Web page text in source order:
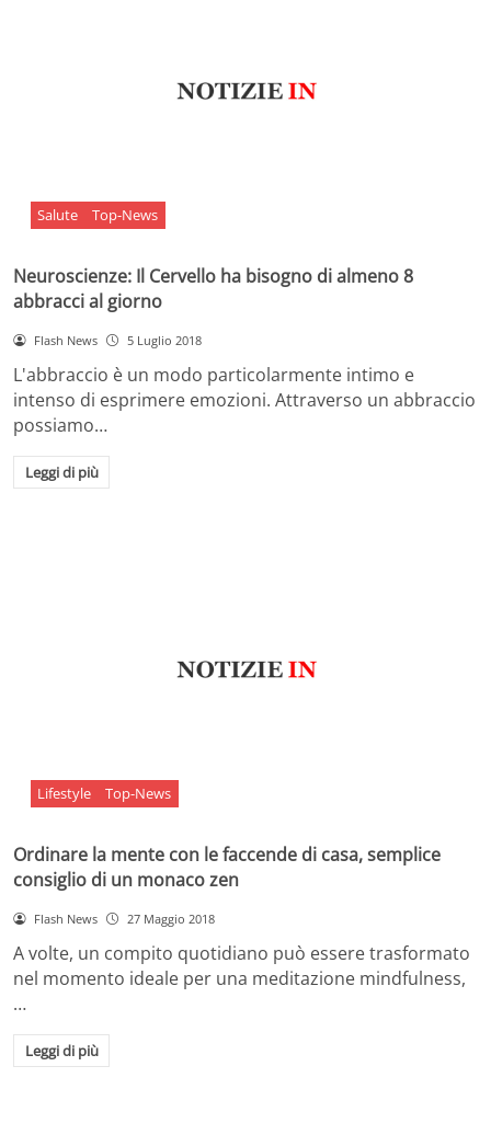
Salute Top-News
Neuroscienze: Il Cervello ha bisogno di almeno 8
abbracci al giorno
Flash News 5 Luglio 2018
L'abbraccio è un modo particolarmente intimo e
intenso di esprimere emozioni. Attraverso un abbraccio
possiamo…
Leggi di più
Lifestyle Top-News
Ordinare la mente con le faccende di casa, semplice
consiglio di un monaco zen
Flash News 27 Maggio 2018
A volte, un compito quotidiano può essere trasformato
nel momento ideale per una meditazione mindfulness,
…
Leggi di più